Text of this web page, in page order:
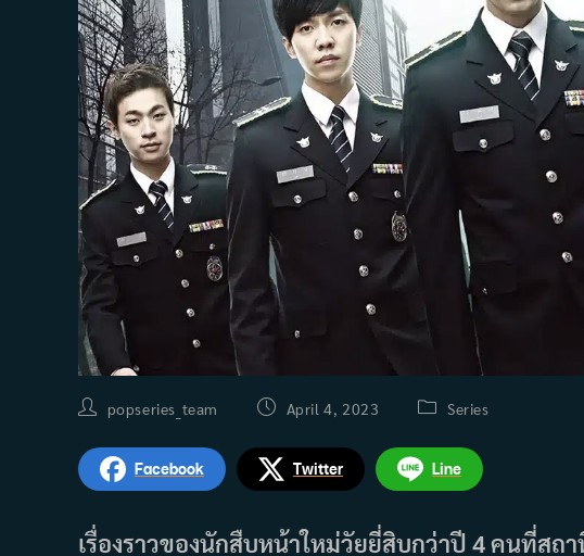
Postpopseries_team
PostApril 4, 2023
PostSeries
Facebook Twitter Line
เรื่องราวของนักสืบหน้าใหม่วัยยี่สิบกว่าปี 4 คนที่สถ